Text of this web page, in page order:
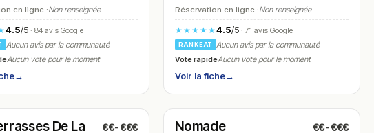
en ligne :Non renseignée
4.5/5· 84 avis Google
Aucun avis par la communauté
Aucun vote pour le moment
→
Réservation en ligne :Non renseignée
★★★★★4.5/5· 71 avis Google
RANKEAT
Aucun avis par la communauté
Vote rapideAucun vote pour le moment
Voir la fiche→
(11:00 – 14:00, 18:00 – 22:00)
De La
€€-€€€ N° 25
Ouvert(19:00 – 23:30)
Nomade €€-€€€